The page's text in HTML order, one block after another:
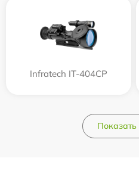
Infratech IT-404CP